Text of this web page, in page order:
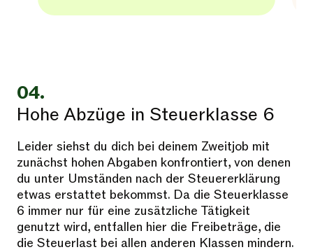
04.
Hohe Abzüge in Steuerklasse 6
Leider siehst du dich bei deinem Zweitjob mit
zunächst hohen Abgaben konfrontiert, von denen
du unter Umständen nach der Steuererklärung
etwas erstattet bekommst. Da die Steuerklasse
6 immer nur für eine zusätzliche Tätigkeit
genutzt wird, entfallen hier die Freibeträge, die
die Steuerlast bei allen anderen Klassen mindern.